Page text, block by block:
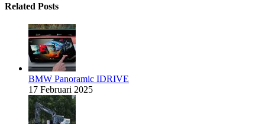
Related Posts
BMW Panoramic IDRIVE
17 Februari 2025